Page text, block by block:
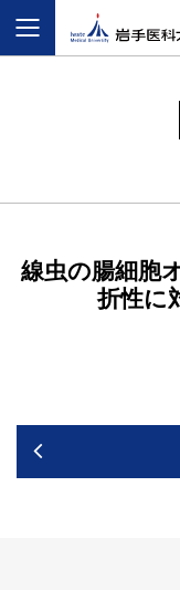
線虫の腸細胞
折性に